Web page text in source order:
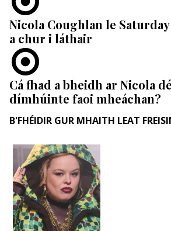
Nicola Coughlan le
a chur i láthair
Cá fhad a bheidh ar Nicola
dímhúinte faoi mheáchan?
B'FHÉIDIR GUR MHAITH LEAT